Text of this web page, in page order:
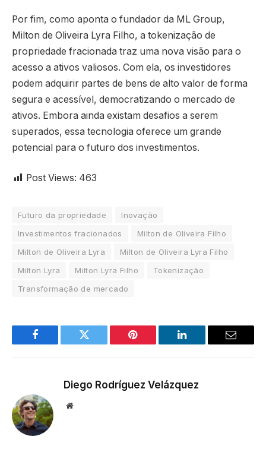
Por fim, como aponta o fundador da ML Group,
Milton de Oliveira Lyra Filho, a tokenização de
propriedade fracionada traz uma nova visão para o
acesso a ativos valiosos. Com ela, os investidores
podem adquirir partes de bens de alto valor de forma
segura e acessível, democratizando o mercado de
ativos. Embora ainda existam desafios a serem
superados, essa tecnologia oferece um grande
potencial para o futuro dos investimentos.
Post Views: 463
Futuro da propriedade
Inovação
Investimentos fracionados
Milton de Oliveira Filho
Milton de Oliveira Lyra
Milton de Oliveira Lyra Filho
Milton Lyra
Milton Lyra Filho
Tokenização
Transformação de mercado
Facebook Twitter Pinterest LinkedIn Email
Diego Rodríguez Velázquez
Website